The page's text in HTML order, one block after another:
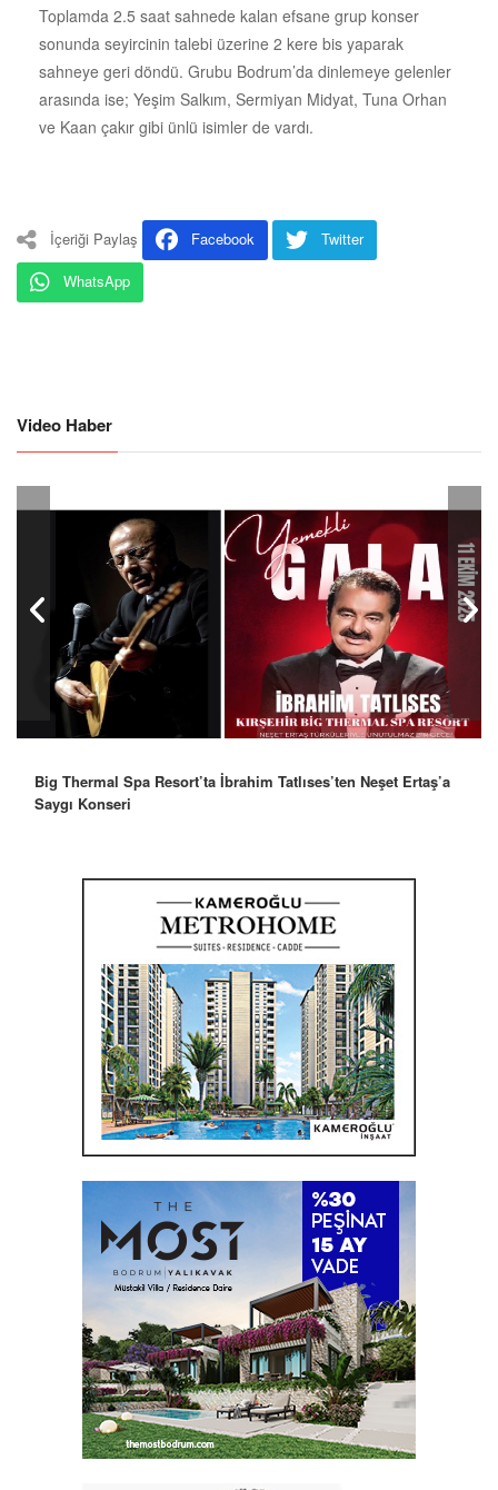
Toplamda 2.5 saat sahnede kalan efsane grup konser
sonunda seyircinin talebi üzerine 2 kere bis yaparak
sahneye geri döndü. Grubu Bodrum’da dinlemeye gelenler
arasında ise; Yeşim Salkım, Sermiyan Midyat, Tuna Orhan
ve Kaan çakır gibi ünlü isimler de vardı.
İçeriği Paylaş Facebook
Twitter
WhatsApp
Video Haber
Big Thermal Spa Resort’ta İbrahim Tatlıses’ten Neşet Ertaş’a
Saygı Konseri